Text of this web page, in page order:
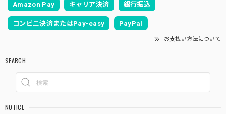
Amazon Pay キャリア決済 銀行振込
コンビニ決済またはPay-easy PayPal
お支払い方法について
SEARCH
NOTICE